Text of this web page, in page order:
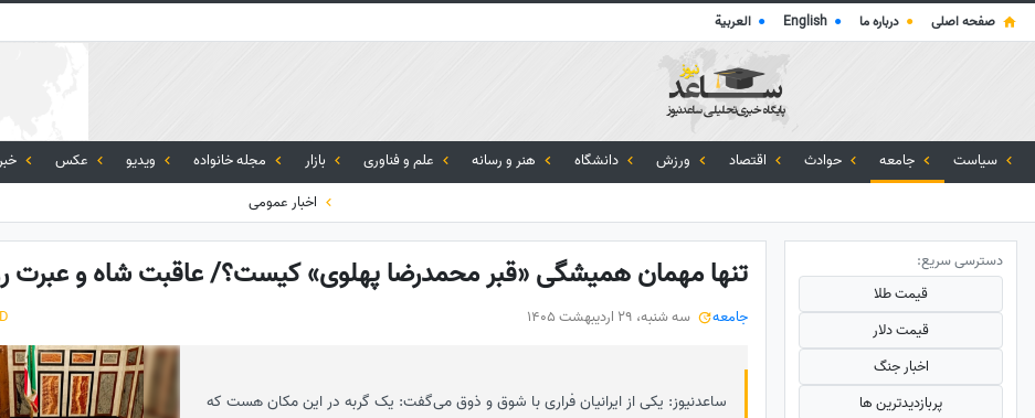
صفحه اصلی ● درباره ما ●
English
● العربية
سیاست جامعه حوادث اقتصاد ورزش دانشگاه هنر و رسانه علم و فناوری بازار مجله خانواده ویدیو عکس
اخبار عمومی
تنها مهمان همیشگی «قبر محمدرضا پهلوی» کیست؟/ عاقبت شاه و عبرت
جامعه سه شنبه، 29 اردیبهشت 1405
ساعدنیوز: یکی از ایرانیان فراری با شوق و ذوق می‌گفت: یک گربه در این مکان هست که
دسترسی سریع:
قیمت طلا
قیمت دلار
اخبار جنگ
پربازدید‌ترین ها